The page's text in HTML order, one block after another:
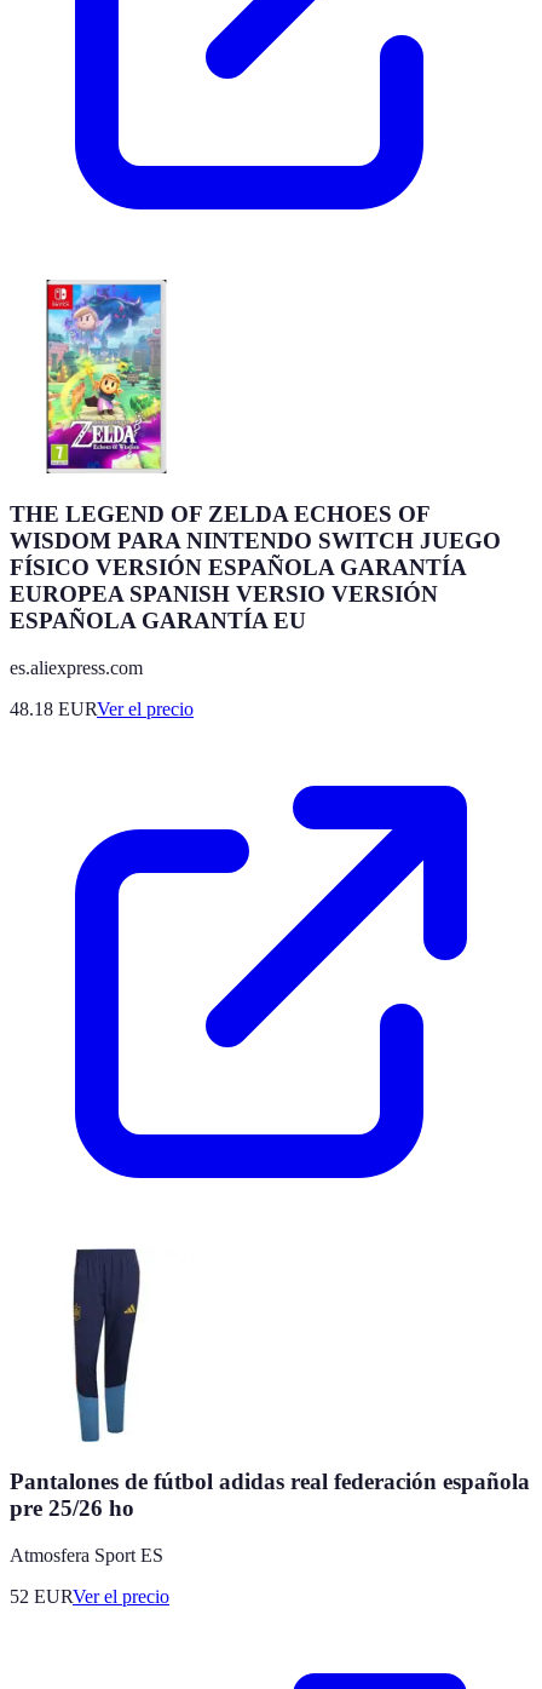
THE LEGEND OF ZELDA ECHOES OF
WISDOM PARA NINTENDO SWITCH JUEGO
FÍSICO VERSIÓN ESPAÑOLA GARANTÍA
EUROPEA SPANISH VERSIO VERSIÓN
ESPAÑOLA GARANTÍA EU
es.aliexpress.com
48.18 EURVer el precio
Pantalones de fútbol adidas real federación española
pre 25/26 ho
Atmosfera Sport ES
52 EURVer el precio